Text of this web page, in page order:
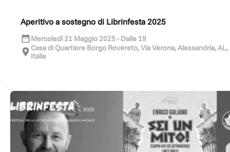
donazione è un pezzo di questa storia.
Facciamola crescere insieme.
Aperitivo a sostegno di Librinfesta 2025
Mercoledì 21 Maggio 2025 - Dalle 19
Casa di Quartiere Borgo Rovereto, Via Verona, Alessandria, AL,
Italia